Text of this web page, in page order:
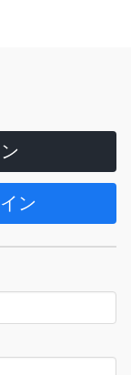
ン